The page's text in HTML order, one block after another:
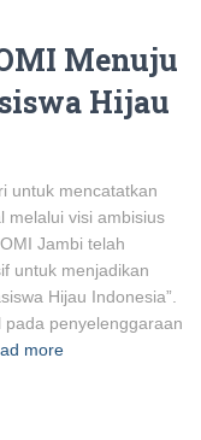
Menuju
Hijau
untuk mencatatkan
melalui visi ambisius
Jambi telah
untuk menjadikan
Hijau Indonesia”.
penyelenggaraan
more